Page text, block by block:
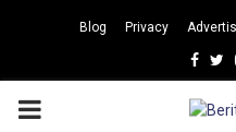
Blog Privacy
PRIMARY